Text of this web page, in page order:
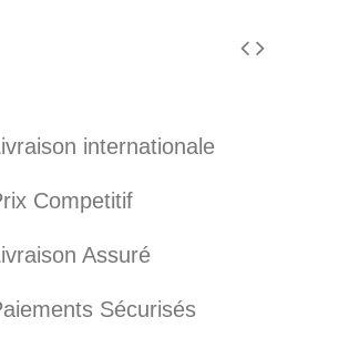
internationale
Competitif
Assuré
Sécurisés